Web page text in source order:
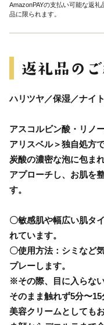
AmazonPAYの支払い可能な返
品に限られます。
ハリツヤ／保湿／ナイ
アスコルビン酸・リノ
アリスベル＞独自処方
炭酸の濃密な泡に包ま
アプローチし、お肌を
す。
〇敏感肌や幅広い肌タ
れています。
〇使用方法：シミなど
プレーします。
※その際、目に入らな
そのまま触れず5分〜15
美容クリームとしても